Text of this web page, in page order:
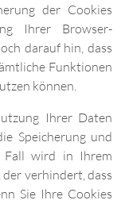
der Cookies
Ihrer Browser-
darauf hin, dass
Funktionen
können.
Ihrer Daten
Speicherung und
Fall wird in Ihrem
verhindert, dass
Sie Ihre Cookies